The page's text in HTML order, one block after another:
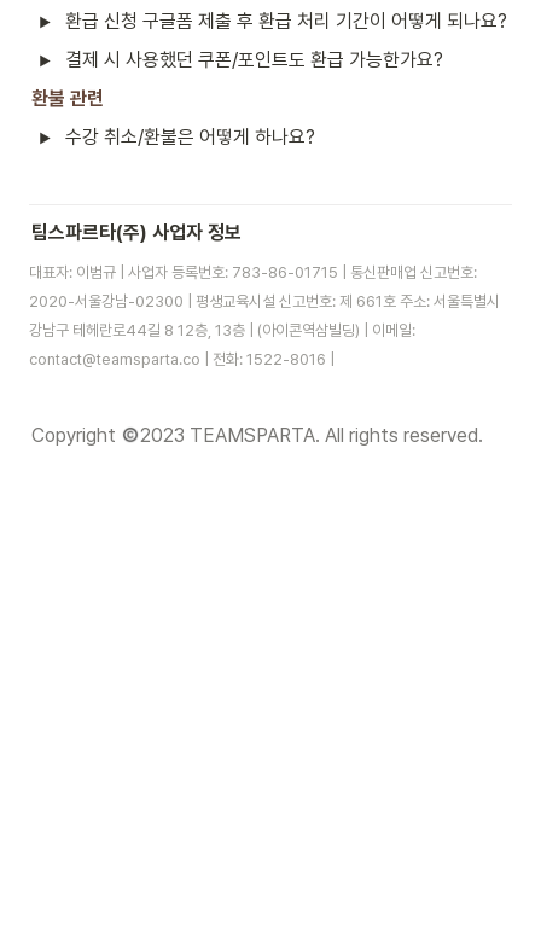
결제 시 사용했던 쿠폰/포인트도 환급 가능한가요?
환불 관련
수강 취소/환불은 어떻게 하나요?
팀스파르타(주) 사업자 정보
대표자: 이범규 | 사업자 등록번호: 783-86-01715 | 통신판매업 신고번호:
2020-서울강남-02300 | 평생교육시설 신고번호: 제 661호 주소: 서울특별시
강남구 테헤란로44길 8 12층, 13층 | (아이콘역삼빌딩) | 이메일:
contact@teamsparta.co | 전화: 1522-8016 |
Copyright 2023 TEAMSPARTA. All rights reserved.